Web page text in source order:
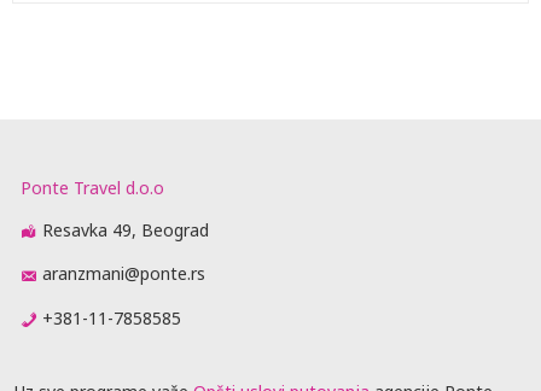
Ponte Travel d.o.o
Resavka 49, Beograd
aranzmani@ponte.rs
+381-11-7858585